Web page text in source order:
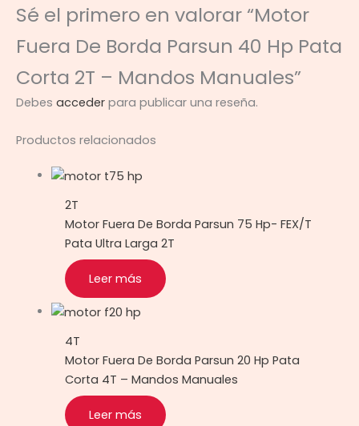
Sé el primero en valorar “Motor
Fuera De Borda Parsun 40 Hp Pata
Corta 2T – Mandos Manuales”
Debes acceder para publicar una reseña.
Productos relacionados
2T
Motor Fuera De Borda Parsun 75 Hp- FEX/T
Pata Ultra Larga 2T
Leer más
4T
Motor Fuera De Borda Parsun 20 Hp Pata
Corta 4T – Mandos Manuales
Leer más